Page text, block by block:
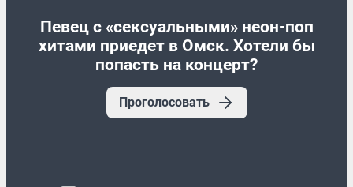
Певец с «сексуальными» неон-поп
хитами приедет в Омск. Хотели бы
попасть на концерт?
Проголосовать